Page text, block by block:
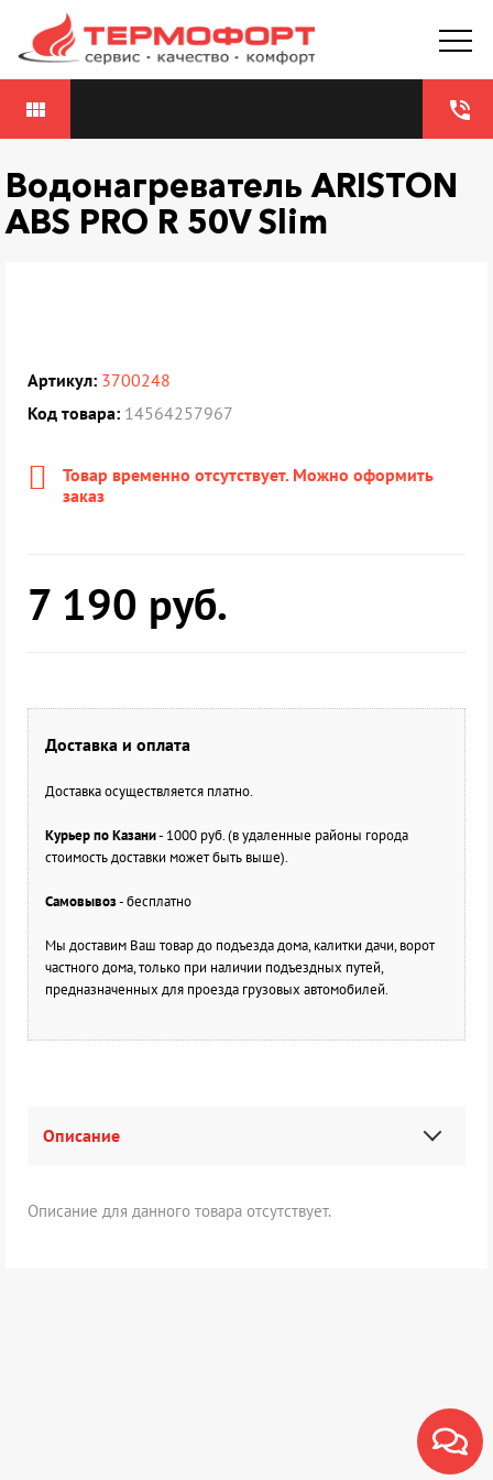
phone_in_talk
view_module
Водонагреватель ARISTON
ABS PRO R 50V Slim
Артикул: 3700248
Код товара: 14564257967
Товар временно отсутствует. Можно оформить
заказ
7 190 руб.
Доставка и оплата
Доставка осуществляется платно.
Курьер по Казани- 1000 руб. (в удаленные районы города
стоимость доставки может быть выше).
Самовывоз- бесплатно
Мы доставим Ваш товар до подъезда дома, калитки дачи, ворот
частного дома, только при наличии подъездных путей,
предназначенных для проезда грузовых автомобилей.
Описание
Описание для данного товара отсутствует.